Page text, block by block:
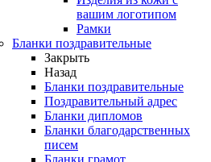
вашим логотипом
Рамки
Бланки поздравительные
Закрыть
Назад
Бланки поздравительные
Поздравительный адрес
Бланки дипломов
Бланки благодарственных
писем
Бланки грамот